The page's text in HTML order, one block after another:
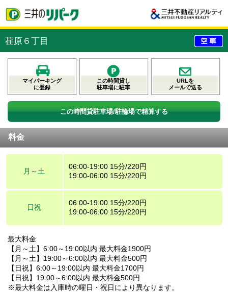
荏原６丁目
マイパーキング
に登録
この時間貸し
駐車場に駐車
URLを
メールで送る
この時間貸駐車場/駐輪場で精算する
料金
月～土
06:00-19:00 15分/220円
19:00-06:00 15分/220円
日祝
06:00-19:00 15分/220円
19:00-06:00 15分/220円
最大料金
【月～土】6:00～19:00以内 最大料金1900円
【月～土】19:00～6:00以内 最大料金500円
【日祝】6:00～19:00以内 最大料金1700円
【日祝】19:00～6:00以内 最大料金500円
※最大料金は入庫時の曜日・祝日により異なります。